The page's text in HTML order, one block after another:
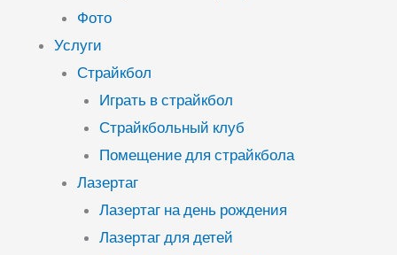
Фото
Услуги
Страйкбол
Играть в страйкбол
Страйкбольный клуб
Помещение для страйкбола
Лазертаг
Лазертаг на день рождения
Лазертаг для детей